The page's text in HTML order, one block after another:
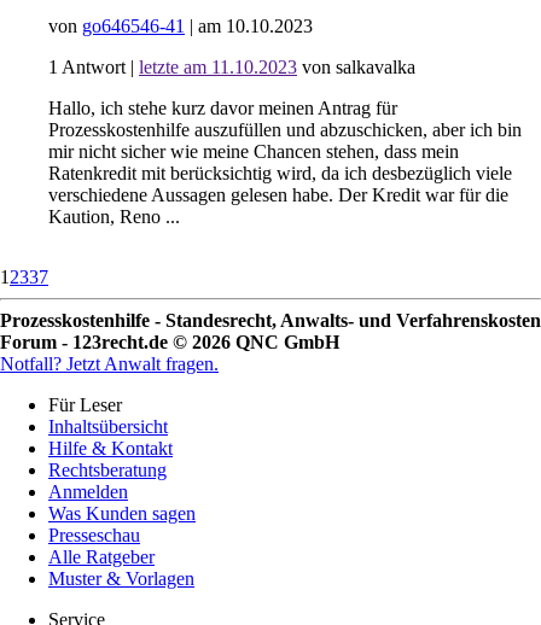
von go646546-41 | am 10.10.2023
1 Antwort | letzte am 11.10.2023 von salkavalka
Hallo, ich stehe kurz davor meinen Antrag für
Prozesskostenhilfe auszufüllen und abzuschicken, aber ich bin
mir nicht sicher wie meine Chancen stehen, dass mein
Ratenkredit mit berücksichtig wird, da ich desbezüglich viele
verschiedene Aussagen gelesen habe. Der Kredit war für die
Kaution, Reno ...
1 2337
Prozesskostenhilfe - Standesrecht, Anwalts- und Verfahrenskosten
Forum - 123recht.de © 2026 QNC GmbH
Notfall? Jetzt Anwalt fragen.
Für Leser
Inhaltsübersicht
Hilfe & Kontakt
Rechtsberatung
Anmelden
Was Kunden sagen
Presseschau
Alle Ratgeber
Muster & Vorlagen
Service